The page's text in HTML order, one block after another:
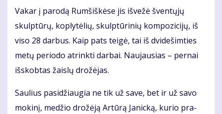
Va­kar į pa­ro­dą Rum­šiš­kė­se jis iš­ve­žė šven­tų­jų
skulp­tū­rų, kop­ly­tė­lių, skulp­tū­ri­nių kom­po­zi­ci­jų, iš
vi­so 28 dar­bus. Kaip pats tei­gė, tai iš dvi­de­šim­ties
me­tų pe­ri­odo at­rink­ti dar­bai. Nau­jau­sias – per­nai
iš­skob­tas žais­lų dro­žė­jas.
Sau­lius pa­si­džiau­gia ne tik už sa­ve, bet ir už sa­vo
mo­ki­nį, me­džio dro­žė­ją Ar­tū­rą Ja­nic­ką, ku­rio pra­